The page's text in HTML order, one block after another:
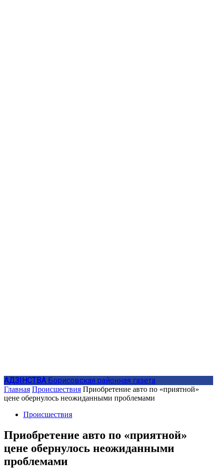
АДЗIНСТВА Борисовская районная газета
Главная Происшествия Приобретение авто по «приятной»
цене обернулось неожиданными проблемами
Происшествия
Приобретение авто по «приятной»
цене обернулось неожиданными
проблемами